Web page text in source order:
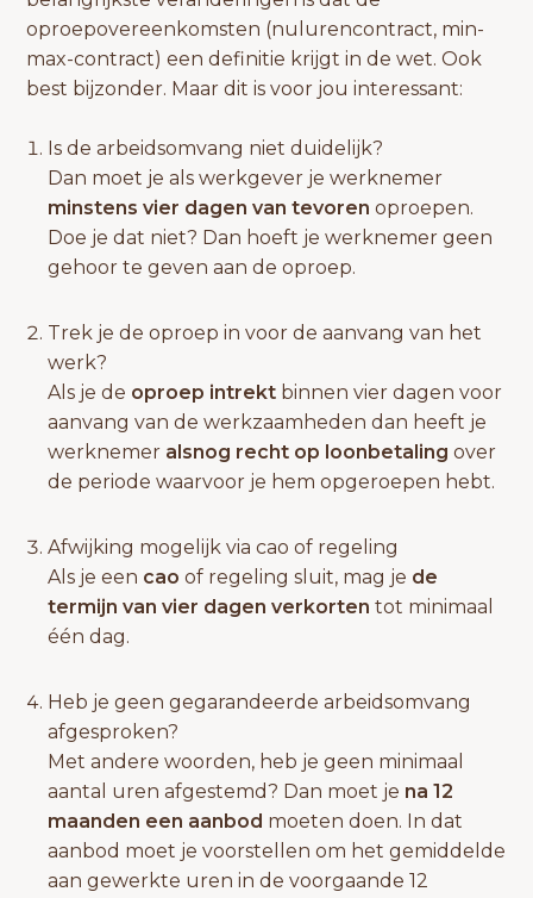
oproepovereenkomsten (nulurencontract, min-
max-contract) een definitie krijgt in de wet. Ook
best bijzonder. Maar dit is voor jou interessant:
Is de arbeidsomvang niet duidelijk?
Dan moet je als werkgever je werknemer
minstens vier dagen van tevoren oproepen.
Doe je dat niet? Dan hoeft je werknemer geen
gehoor te geven aan de oproep.
Trek je de oproep in voor de aanvang van het
werk?
Als je de oproep intrekt binnen vier dagen voor
aanvang van de werkzaamheden dan heeft je
werknemer alsnog recht op loonbetaling over
de periode waarvoor je hem opgeroepen hebt.
Afwijking mogelijk via cao of regeling
Als je een cao of regeling sluit, mag je de
termijn van vier dagen verkorten tot minimaal
één dag.
Heb je geen gegarandeerde arbeidsomvang
afgesproken?
Met andere woorden, heb je geen minimaal
aantal uren afgestemd? Dan moet je na 12
maanden een aanbod moeten doen. In dat
aanbod moet je voorstellen om het gemiddelde
aan gewerkte uren in de voorgaande 12